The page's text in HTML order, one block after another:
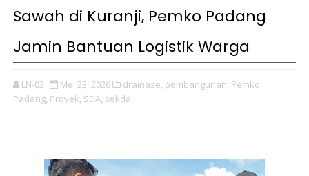
Sawah di Kuranji, Pemko Padang
Jamin Bantuan Logistik Warga
LN-03 Mei 23, 2026 drainase, pembangunan, Pemko
Padang, Proyek, SDA, sekda,